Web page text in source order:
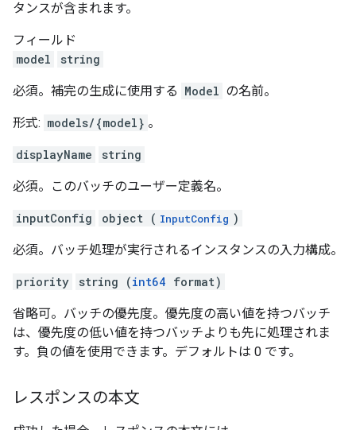
タンスが含まれます。
フィールド
model
string
必須。補完の生成に使用する Model の名前。
形式: models/{model} 。
displayName string
必須。このバッチのユーザー定義名。
inputConfig object ( InputConfig )
必須。バッチ処理が実行されるインスタンスの入力構成。
priority string (int64 format)
省略可。バッチの優先度。優先度の高い値を持つバッチ
は、優先度の低い値を持つバッチよりも先に処理されま
す。負の値を使用できます。デフォルトは 0 です。
レスポンスの本文